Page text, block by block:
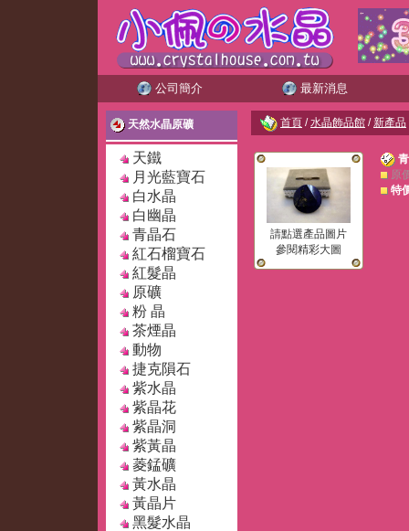
公司簡介 最新消息
天然水晶原礦
天鐵
月光藍寶石
白水晶
白幽晶
青晶石
紅石榴寶石
紅髮晶
原礦
粉 晶
茶煙晶
動物
捷克隕石
紫水晶
紫晶花
紫晶洞
紫黃晶
菱錳礦
黃水晶
黃晶片
黑髮水晶
首頁 /水晶飾品館 /新產品
請點選產品圖片
參閱精彩大圖
原
特